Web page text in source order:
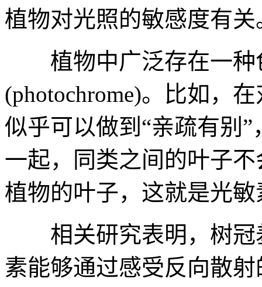
植物对光照的敏感度有关
植物中广泛存在一
(photochrome)。比如，
似乎可以做到“亲疏有别
一起，同类之间的叶子
植物的叶子，这就是光
相关研究表明，树
素能够通过感受反向散